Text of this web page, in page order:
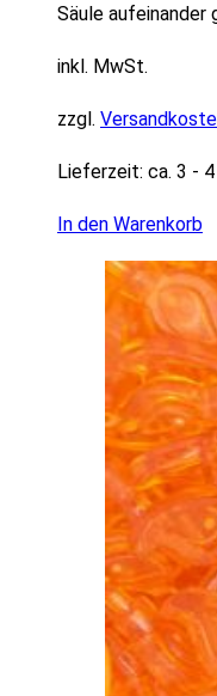
Säule
inkl. MwSt.
zzgl.
Lieferzeit: ca. 3 -
In den Warenkorb